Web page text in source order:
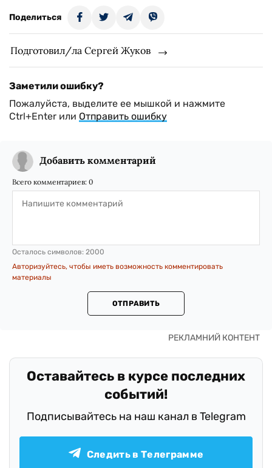
Поделиться
Подготовил/ла Сергей Жуков
Заметили ошибку?
Пожалуйста, выделите ее мышкой и нажмите
Ctrl+Enter или Отправить ошибку
Добавить комментарий
Всего комментариев: 0
Осталось символов: 2000
Авторизуйтесь, чтобы иметь возможность комментировать
материалы
ОТПРАВИТЬ
Оставайтесь в курсе последних
событий!
Подписывайтесь на наш канал в Telegram
Следить в Телеграмме